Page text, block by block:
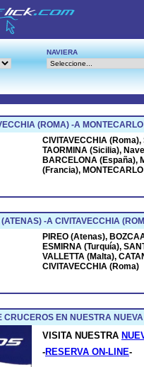
NAVIERA
(ROMA) -A
CIVITAVECCHIA
TAORMINA (Sicilia),
BARCELONA (España),
(Francia),
-A CIVITAVECCHIA
PIREO (Atenas),
ESMIRNA (Turquía),
VALLETTA (Malta),
CIVITAVECCHIA (Roma)
CRUCEROS EN NUESTRA
VISITA NUESTRA
-RESERVA ON-LINE-